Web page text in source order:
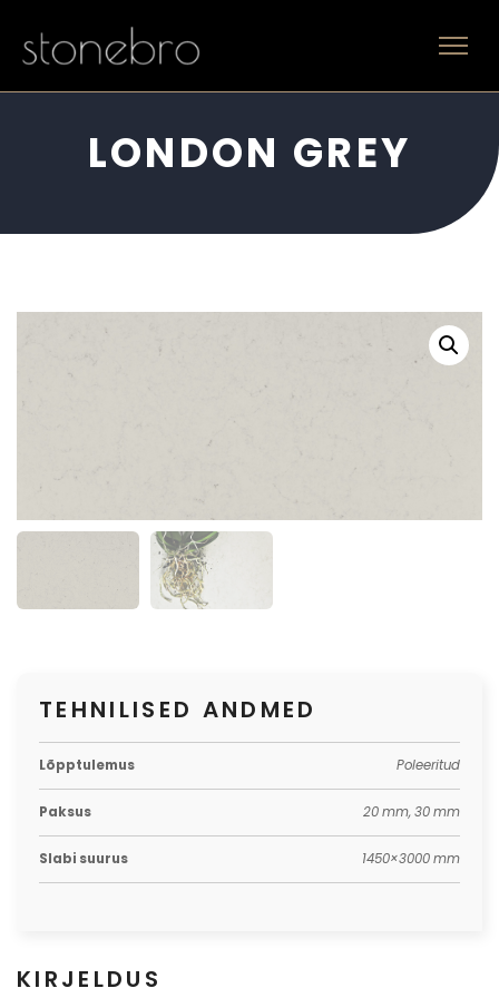
LONDON GREY
TEHNILISED ANDMED
Lõpptulemus Poleeritud
Paksus 20 mm, 30 mm
Slabi suurus 1450×3000 mm
KIRJELDUS